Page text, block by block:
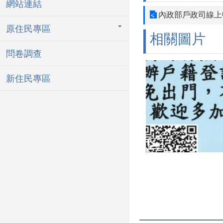
網站連結
原住民專區
問卷調查
新住民專區
內政部戶政司線
相關圖片